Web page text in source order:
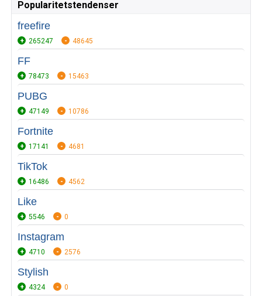
Popularitetstendenser
freefire
265247 48645
FF
78473 15463
PUBG
47149 10786
Fortnite
17141 4681
TikTok
16486 4562
Like
5546 0
Instagram
4710 2576
Stylish
4324 0